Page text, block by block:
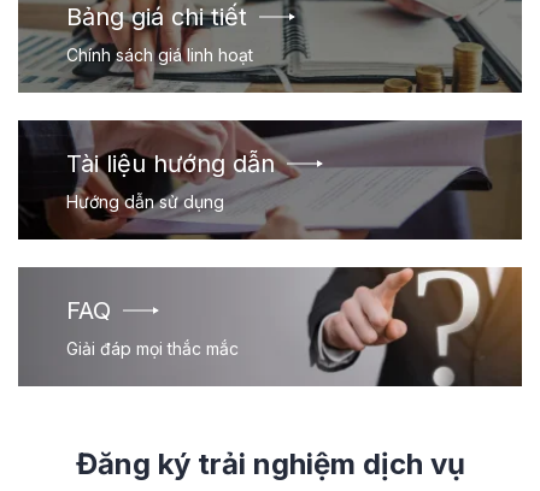
Bảng giá chi tiết
Chính sách giá linh hoạt
Tài liệu hướng dẫn
Hướng dẫn sử dụng
FAQ
Giải đáp mọi thắc mắc
Đăng ký trải nghiệm dịch vụ